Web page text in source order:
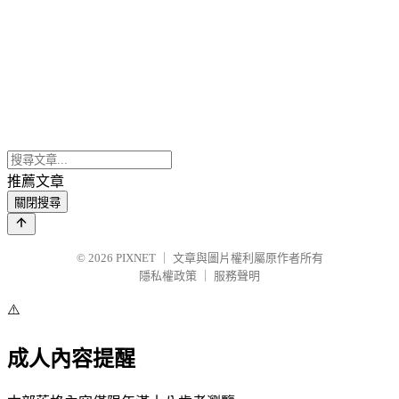
推薦文章
關閉搜尋
© 2026 PIXNET
文章與圖片權利屬原作者所有
隱私權政策
服務聲明
⚠️
成人內容提醒